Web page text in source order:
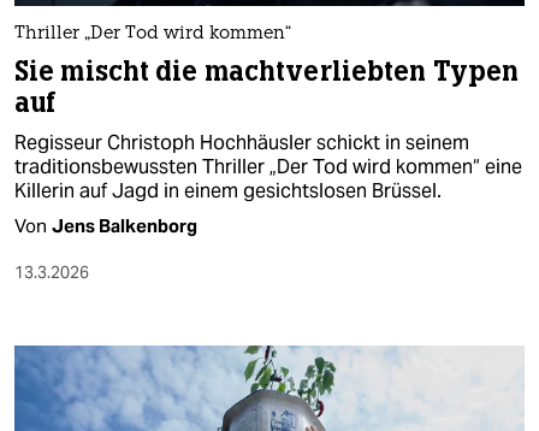
Thriller „Der Tod wird kommen“
Sie mischt die machtverliebten Typen
auf
Regisseur Christoph Hochhäusler schickt in seinem
traditionsbewussten Thriller „Der Tod wird kommen“ eine
Killerin auf Jagd in einem gesichtslosen Brüssel.
Von Jens Balkenborg
13.3.2026